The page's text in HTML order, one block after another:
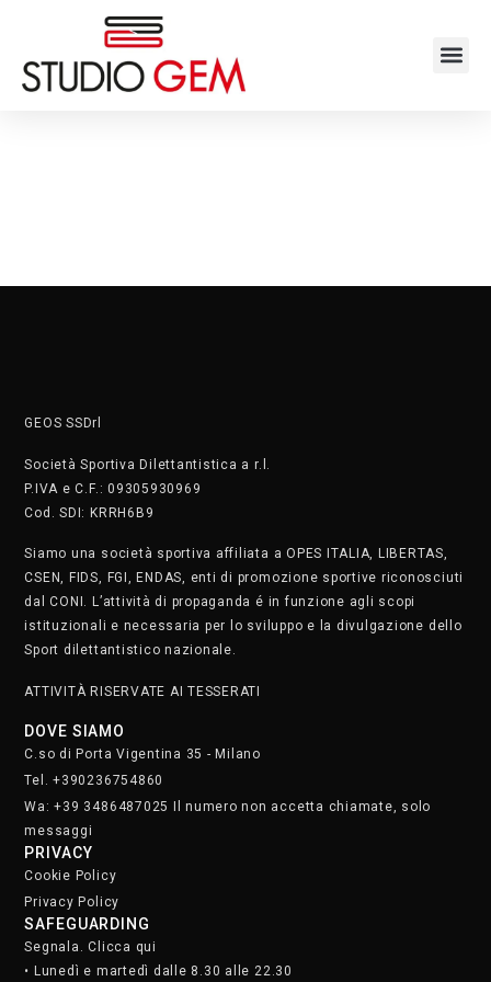
GEOS SSDrl
Società Sportiva Dilettantistica a r.l.
P.IVA e C.F.: 09305930969
Cod. SDI: KRRH6B9
Siamo una società sportiva affiliata a OPES ITALIA, LIBERTAS,
CSEN, FIDS, FGI, ENDAS, enti di promozione sportive riconosciuti
dal CONI. L’attività di propaganda é in funzione agli scopi
istituzionali e necessaria per lo sviluppo e la divulgazione dello
Sport dilettantistico nazionale.
ATTIVITÀ RISERVATE AI TESSERATI
DOVE SIAMO
C.so di Porta Vigentina 35 - Milano
Tel. +390236754860
Wa: +39 3486487025 Il numero non accetta chiamate, solo
messaggi
PRIVACY
Cookie Policy
Privacy Policy
SAFEGUARDING
Segnala. Clicca qui
• Lunedì e martedì dalle 8.30 alle 22.30